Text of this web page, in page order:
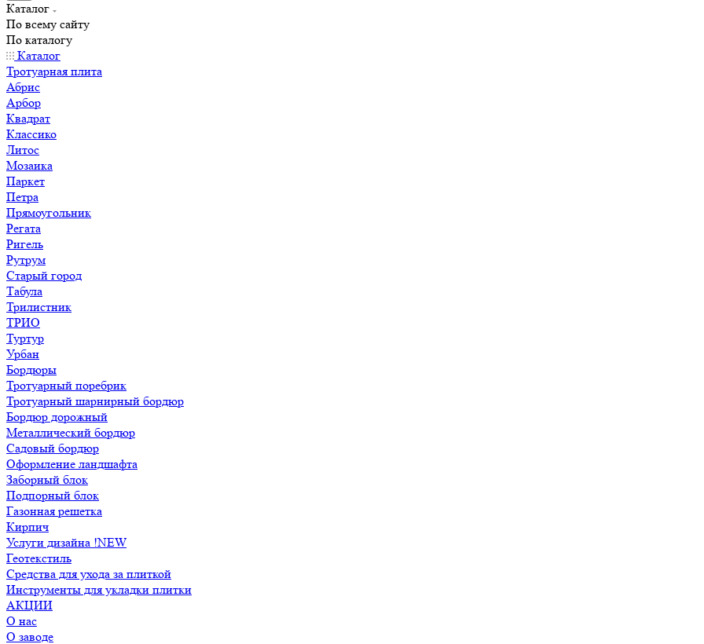
Каталог
По всему сайту
По каталогу
Каталог
Тротуарная плита
Абрис
Арбор
Квадрат
Классико
Литос
Мозаика
Паркет
Петра
Прямоугольник
Регата
Ригель
Рутрум
Старый город
Табула
Трилистник
ТРИО
Туртур
Урбан
Бордюры
Тротуарный поребрик
Тротуарный шарнирный бордюр
Бордюр дорожный
Металлический бордюр
Садовый бордюр
Оформление ландшафта
Заборный блок
Подпорный блок
Газонная решетка
Кирпич
Услуги дизайна !NEW
Геотекстиль
Средства для ухода за плиткой
Инструменты для укладки плитки
АКЦИИ
О нас
О заводе